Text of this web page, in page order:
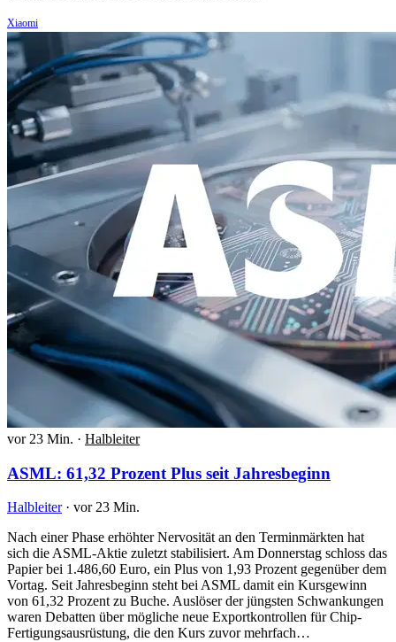
Xiaomi
vor 23 Min. · Halbleiter
ASML: 61,32 Prozent Plus seit Jahresbeginn
Halbleiter · vor 23 Min.
Nach einer Phase erhöhter Nervosität an den Terminmärkten hat
sich die ASML-Aktie zuletzt stabilisiert. Am Donnerstag schloss das
Papier bei 1.486,60 Euro, ein Plus von 1,93 Prozent gegenüber dem
Vortag. Seit Jahresbeginn steht bei ASML damit ein Kursgewinn
von 61,32 Prozent zu Buche. Auslöser der jüngsten Schwankungen
waren Debatten über mögliche neue Exportkontrollen für Chip-
Fertigungsausrüstung, die den Kurs zuvor mehrfach…